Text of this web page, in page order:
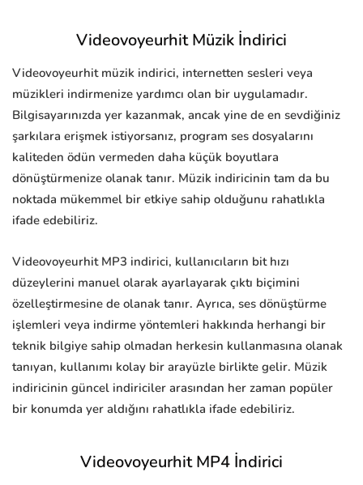
Videovoyeurhit Müzik İndirici
Videovoyeurhit müzik indirici, internetten sesleri veya
müzikleri indirmenize yardımcı olan bir uygulamadır.
Bilgisayarınızda yer kazanmak, ancak yine de en sevdiğiniz
şarkılara erişmek istiyorsanız, program ses dosyalarını
kaliteden ödün vermeden daha küçük boyutlara
dönüştürmenize olanak tanır. Müzik indiricinin tam da bu
noktada mükemmel bir etkiye sahip olduğunu rahatlıkla
ifade edebiliriz.
Videovoyeurhit MP3 indirici, kullanıcıların bit hızı
düzeylerini manuel olarak ayarlayarak çıktı biçimini
özelleştirmesine de olanak tanır. Ayrıca, ses dönüştürme
işlemleri veya indirme yöntemleri hakkında herhangi bir
teknik bilgiye sahip olmadan herkesin kullanmasına olanak
tanıyan, kullanımı kolay bir arayüzle birlikte gelir. Müzik
indiricinin güncel indiriciler arasından her zaman popüler
bir konumda yer aldığını rahatlıkla ifade edebiliriz.
Videovoyeurhit MP4 İndirici